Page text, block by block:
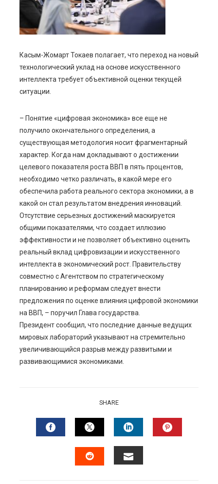
Касым-Жомарт Токаев полагает, что переход на новый
технологический уклад на основе искусственного
интеллекта требует объективной оценки текущей
ситуации.
– Понятие «цифровая экономика» все еще не
получило окончательного определения, а
существующая методология носит фрагментарный
характер. Когда нам докладывают о достижении
целевого показателя роста ВВП в пять процентов,
необходимо четко различать, в какой мере его
обеспечила работа реального сектора экономики, а в
какой он стал результатом внедрения инноваций.
Отсутствие серьезных достижений маскируется
общими показателями, что создает иллюзию
эффективности и не позволяет объективно оценить
реальный вклад цифровизации и искусственного
интеллекта в экономический рост. Правительству
совместно с Агентством по стратегическому
планированию и реформам следует внести
предложения по оценке влияния цифровой экономики
на ВВП, – поручил Глава государства.
Президент сообщил, что последние данные ведущих
мировых лабораторий указывают на стремительно
увеличивающийся разрыв между развитыми и
развивающимися экономиками.
SHARE
FACEBOOKTWITTERLINKEDIN